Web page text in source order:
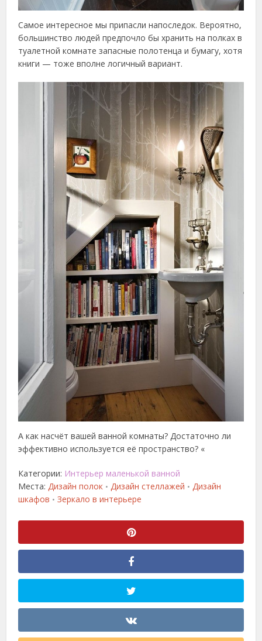
Самое интересное мы припасли напоследок. Вероятно,
большинство людей предпочло бы хранить на полках в
туалетной комнате запасные полотенца и бумагу, хотя
книги — тоже вполне логичный вариант.
А как насчёт вашей ванной комнаты? Достаточно ли
эффективно используется её пространство? «
Категории: Интерьер маленькой ванной
Места:Дизайн полок • Дизайн стеллажей • Дизайн
шкафов • Зеркало в интерьере